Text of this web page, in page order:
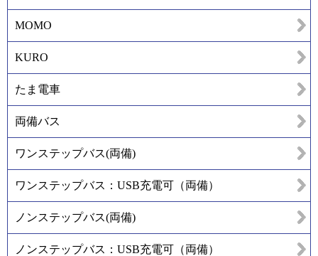
MOMO
KURO
たま電車
両備バス
ワンステップバス(両備)
ワンステップバス：USB充電可（両備）
ノンステップバス(両備)
ノンステップバス：USB充電可（両備）